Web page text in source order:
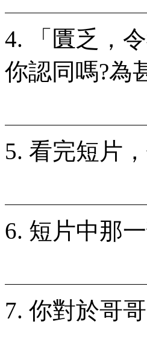
4. 「匱乏，
你認同嗎?為
5. 看完短片
6. 短片中那
7. 你對於哥